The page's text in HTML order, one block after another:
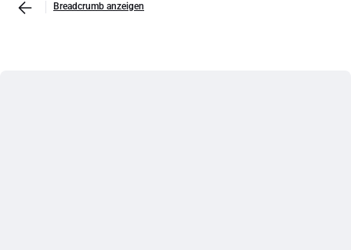
Breadcrumb anzeigen